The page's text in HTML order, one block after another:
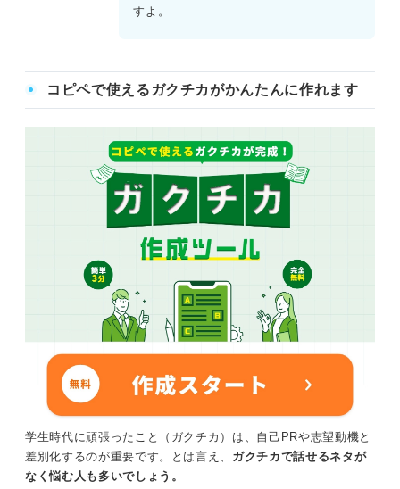
すよ。
コピペで使えるガクチカがかんたんに作れます
学生時代に頑張ったこと（ガクチカ）は、自己PRや志望動機と
差別化するのが重要です。とは言え、 ガクチカで話せるネタが
なく悩む人も多いでしょう。